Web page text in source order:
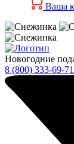
Ваша
Новогодние
8 (800) 333-69-71